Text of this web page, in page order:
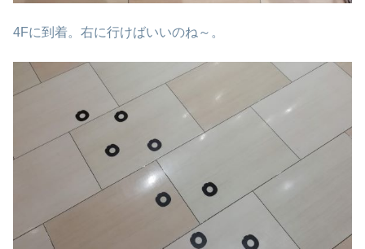
4Fに到着。右に行けばいいのね～。